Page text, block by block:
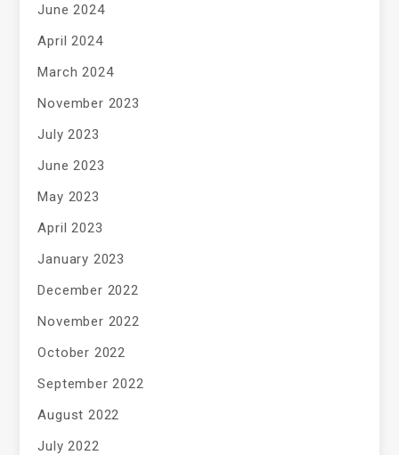
June 2024
April 2024
March 2024
November 2023
July 2023
June 2023
May 2023
April 2023
January 2023
December 2022
November 2022
October 2022
September 2022
August 2022
July 2022